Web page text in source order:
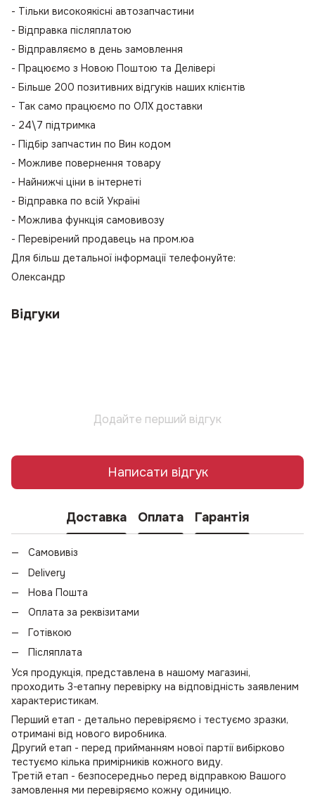
- Тільки високоякісні автозапчастини
- Відправка післяплатою
- Відправляємо в день замовлення
- Працюємо з Новою Поштою та Делівері
- Більше 200 позитивних відгуків наших клієнтів
- Так само працюємо по ОЛХ доставки
- 24\7 підтримка
- Підбір запчастин по Вин кодом
- Можливе повернення товару
- Найнижчі ціни в інтернеті
- Відправка по всій Україні
- Можлива функція самовивозу
- Перевірений продавець на пром.юа
Для більш детальної інформації телефонуйте:
Олександр
Відгуки
Додайте перший відгук
Написати відгук
Доставка Оплата Гарантія
Самовивіз
Delivery
Нова Пошта
Оплата за реквізитами
Готівкою
Післяплата
Уся продукція, представлена в нашому магазині,
проходить 3-етапну перевірку на відповідність заявленим
характеристикам.
Перший етап - детально перевіряємо і тестуємо зразки,
отримані від нового виробника.
Другий етап - перед прийманням нової партії вибірково
тестуємо кілька примірників кожного виду.
Третій етап - безпосередньо перед відправкою Вашого
замовлення ми перевіряємо кожну одиницю.